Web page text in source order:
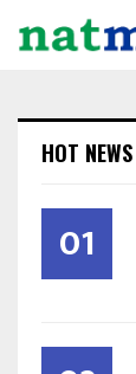
HOT NEWS
01